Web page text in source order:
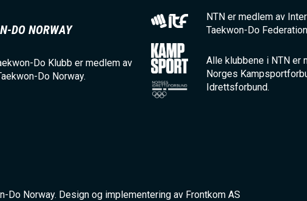
DO NORWAY
Do Klubb er medlem av
Do Norway.
NTN er medlem av
Taekwon-Do
Alle klubbene i NTN er
Norges
Idrettsforbund.
Do Norway. Design og implementering av Frontkom AS